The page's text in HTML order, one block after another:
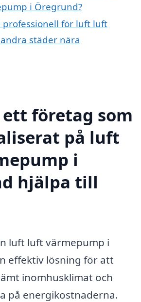
i Öregrund?
professionell för luft luft
städer nära
företag som
på luft
i
hjälpa till
luft luft värmepump i
effektiv lösning för att
inomhusklimat och
på energikostnaderna.